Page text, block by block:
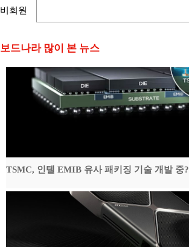
비회원
보드나라 많이 본 뉴스
TSMC, 인텔 EMIB 유사 패키징 기술 개발 중?